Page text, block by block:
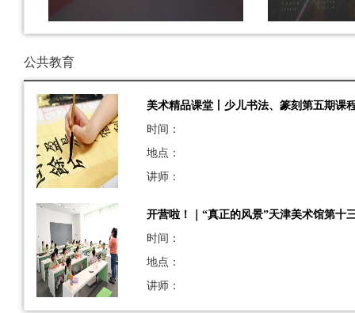
公共教育
美术精品课堂丨少儿书法、篆刻第五期课
时间：
地点：
讲师：
开营啦！｜“真正的风景”天津美术馆第十
时间：
地点：
讲师：